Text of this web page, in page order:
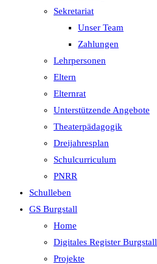
Sekretariat
Unser Team
Zahlungen
Lehrpersonen
Eltern
Elternrat
Unterstützende Angebote
Theaterpädagogik
Dreijahresplan
Schulcurriculum
PNRR
Schulleben
GS Burgstall
Home
Digitales Register Burgstall
Projekte